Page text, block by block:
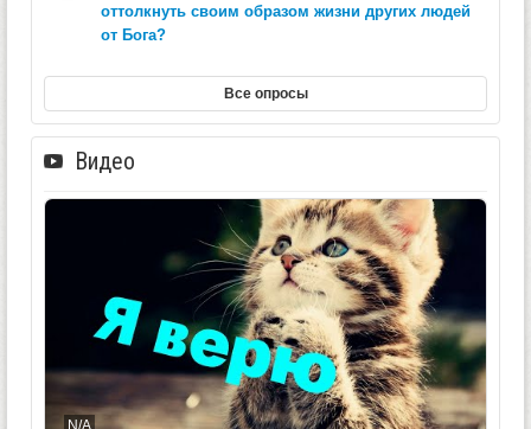
оттолкнуть своим образом жизни других людей
от Бога?
Все опросы
Видео
N/A